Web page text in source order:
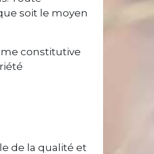
soit le moyen
constitutive
de la qualité et